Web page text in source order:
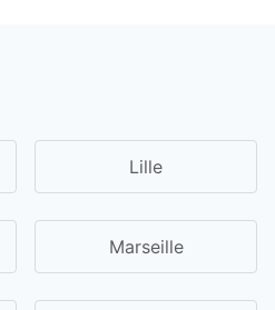
Lille
Marseille